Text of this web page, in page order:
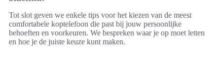
Tot slot geven we enkele tips voor het kiezen van de meest
comfortabele koptelefoon die past bij jouw persoonlijke
behoeften en voorkeuren. We bespreken waar je op moet letten
en hoe je de juiste keuze kunt maken.